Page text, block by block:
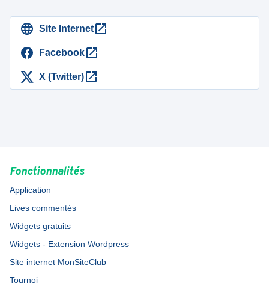
Site Internet
Facebook
X (Twitter)
Fonctionnalités
Application
Lives commentés
Widgets gratuits
Widgets - Extension Wordpress
Site internet MonSiteClub
Tournoi